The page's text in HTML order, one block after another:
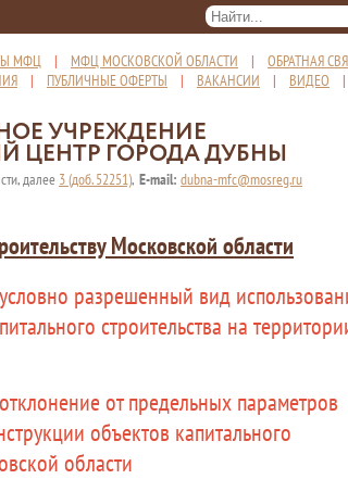
МФЦ | МФЦ МОСКОВСКОЙ ОБЛАСТИ | ОБРАТНАЯ
| ПУБЛИЧНЫЕ ОФЕРТЫ | ВАКАНСИИ | ВИДЕО |
УЧРЕЖДЕНИЕ
ГОРОДА ДУБНЫ
далее 3 (доб. 52251), E-mail: dubna-mfc@mosreg.ru
Московской области
разрешенный вид
строительства на
от предельных параметров
объектов капитального
области